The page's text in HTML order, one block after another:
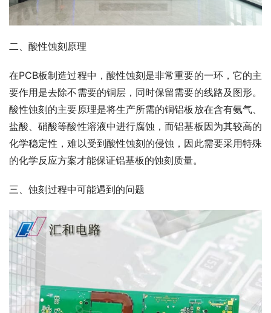
二、酸性蚀刻原理
在PCB板制造过程中，酸性蚀刻是非常重要的一环，它的主
要作用是去除不需要的铜层，同时保留需要的线路及图形。
酸性蚀刻的主要原理是将生产所需的铜铝板放在含有氨气、
盐酸、硝酸等酸性溶液中进行腐蚀，而铝基板因为其较高的
化学稳定性，难以受到酸性蚀刻的侵蚀，因此需要采用特殊
的化学反应方案才能保证铝基板的蚀刻质量。
三、蚀刻过程中可能遇到的问题